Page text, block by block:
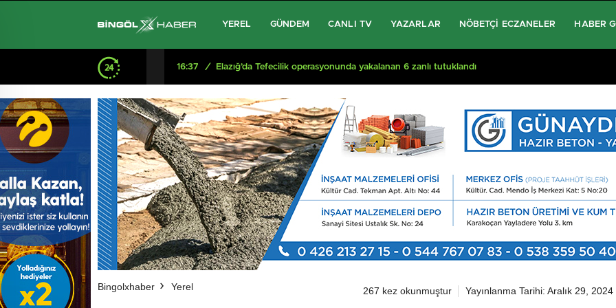
YEREL GÜNDEM CANLI TV YAZARLAR NÖBETÇI ECZANELER HABER
16:37 / Elazığ’da Tefecilik operasyonunda yakalanan 6 zanlı tutuklandı
Bingolxhaber Yerel 267 kez okunmuştur Yayınlanma Tarihi: Aralık 29,